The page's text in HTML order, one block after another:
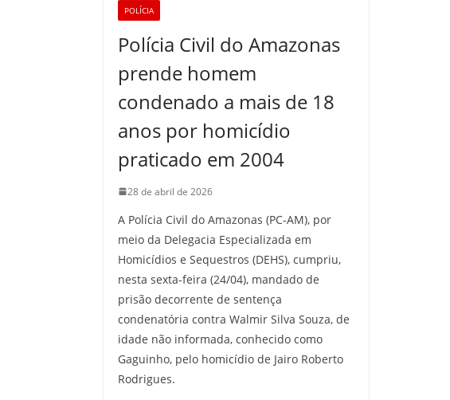
POLÍCIA
Polícia Civil do Amazonas
prende homem
condenado a mais de 18
anos por homicídio
praticado em 2004
28 de abril de 2026
A Polícia Civil do Amazonas (PC-AM), por
meio da Delegacia Especializada em
Homicídios e Sequestros (DEHS), cumpriu,
nesta sexta-feira (24/04), mandado de
prisão decorrente de sentença
condenatória contra Walmir Silva Souza, de
idade não informada, conhecido como
Gaguinho, pelo homicídio de Jairo Roberto
Rodrigues.